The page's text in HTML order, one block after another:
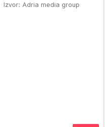
Izvor: Adria media group